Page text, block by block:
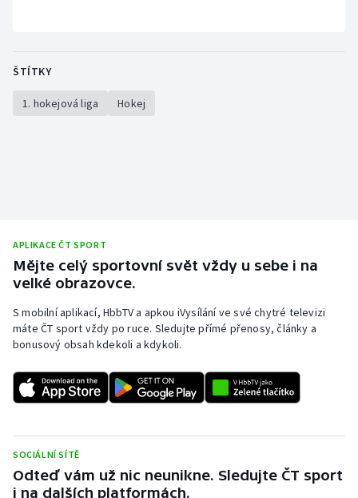
ŠTÍTKY
1. hokejová liga Hokej
APLIKACE ČT SPORT
Mějte celý sportovní svět vždy u sebe i na
velké obrazovce.
S mobilní aplikací, HbbTV a apkou iVysílání ve své chytré televizi
máte ČT sport vždy po ruce. Sledujte přímé přenosy, články a
bonusový obsah kdekoli a kdykoli.
SOCIÁLNÍ SÍTĚ
Odteď vám už nic neunikne. Sledujte ČT sport
i na dalších platformách.